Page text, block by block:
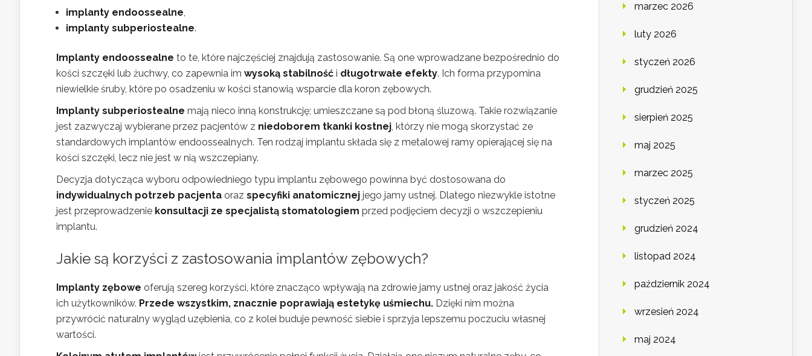
implanty endoossealne,
implanty subperiostealne.
Implanty endoossealne to te, które najczęściej znajdują zastosowanie. Są one wprowadzane bezpośrednio do
kości szczęki lub żuchwy, co zapewnia im wysoką stabilność i długotrwałe efekty. Ich forma przypomina
niewielkie śruby, które po osadzeniu w kości stanowią wsparcie dla koron zębowych.
Implanty subperiostealne mają nieco inną konstrukcję; umieszczane są pod błoną śluzową. Takie rozwiązanie
jest zazwyczaj wybierane przez pacjentów z niedoborem tkanki kostnej, którzy nie mogą skorzystać ze
standardowych implantów endoossealnych. Ten rodzaj implantu składa się z metalowej ramy opierającej się na
kości szczęki, lecz nie jest w nią wszczepiany.
Decyzja dotycząca wyboru odpowiedniego typu implantu zębowego powinna być dostosowana do
indywidualnych potrzeb pacjenta oraz specyfiki anatomicznej jego jamy ustnej. Dlatego niezwykle istotne
jest przeprowadzenie konsultacji ze specjalistą stomatologiem przed podjęciem decyzji o wszczepieniu
implantu.
Jakie są korzyści z zastosowania implantów zębowych?
Implanty zębowe oferują szereg korzyści, które znacząco wpływają na zdrowie jamy ustnej oraz jakość życia
ich użytkowników. Przede wszystkim, znacznie poprawiają estetykę uśmiechu. Dzięki nim można
przywrócić naturalny wygląd uzębienia, co z kolei buduje pewność siebie i sprzyja lepszemu poczuciu własnej
wartości.
marzec 2026
luty 2026
styczeń 2026
grudzień 2025
sierpień 2025
maj 2025
marzec 2025
styczeń 2025
grudzień 2024
listopad 2024
październik 2024
wrzesień 2024
maj 2024